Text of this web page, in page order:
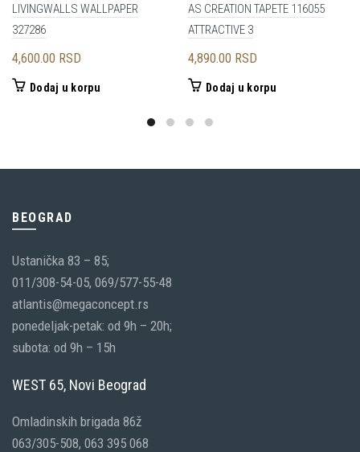
LIVINGWALLS WALLPAPER
327286
4,600.00 RSD
Dodaj u korpu
AS CREATION TAPETE 116055
ATTRACTIVE 3
4,890.00 RSD
Dodaj u korpu
BEOGRAD
Ustanička 83 – 85;
011/308-54-05, 069/577-55-48
atlantis@megaconcept.rs
ponedeljak-petak: od 9h – 20h;
subota: od 9h – 15h
WEST 65, Novi Beograd
Omladinskih brigada 86ž
063/305-508, 063 395 068